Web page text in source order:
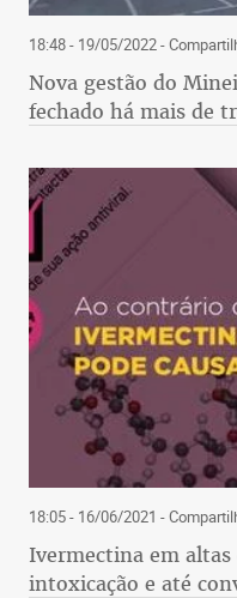
18:48 - 19/05/2022-
Nova gestão do
fechado há mais de
18:05 - 16/06/2021 -
Ivermectina em altas
intoxicação e até